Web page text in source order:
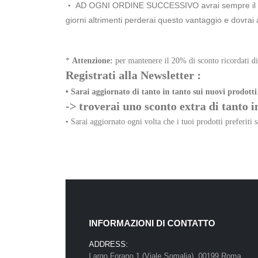
• AD OGNI ORDINE SUCCESSIVO avrai sempre
giorni altrimenti perderai questo vantaggio e
* Attenzione: per mantenere il 20% di sconto ricordati
Registrati alla Newsletter :
• Sarai aggiornato di tanto in tanto sui nuovi prodotti.
-> troverai uno sconto extra di tanto
• Sarai aggiornato ogni volta che i tuoi prodotti preferiti
INFORMAZIONI DI CONTATTO
ADDRESS:
Largo Forano 1 (Viale Somalia), 00199 Roma